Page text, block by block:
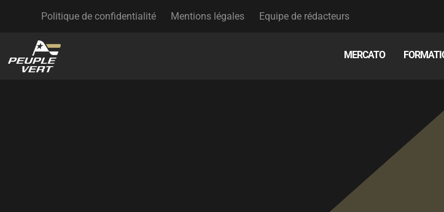
Politique de confidentialité Mentions légales Equipe de rédacteurs
MERCATO